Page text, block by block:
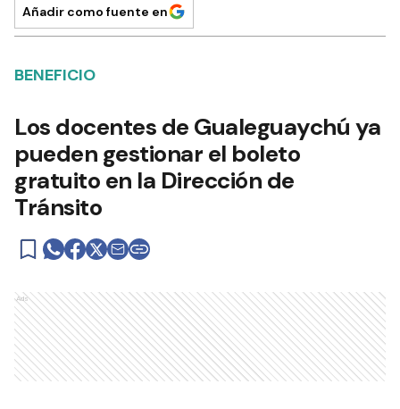
Añadir como fuente en
BENEFICIO
Los docentes de Gualeguaychú ya
pueden gestionar el boleto
gratuito en la Dirección de
Tránsito
Ads